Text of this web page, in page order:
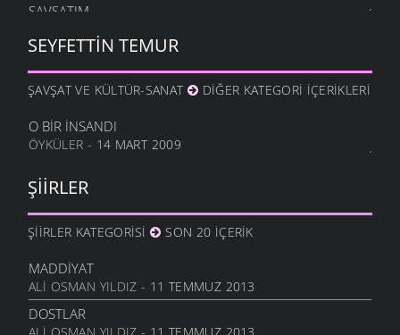
ŞAVŞATIM
METINE
17 OCAK 2012
HALA OĞLU
31 ARALIK 2011
NE OLUR OĞUL
DURDUM
10 ARALIK 2011
ANAM
HESLER
27 KASIM 2011
BILEMEDIM
SEYFETTIN TEMUR
ŞAVŞAT VE KÜLTÜR-SANAT DIĞER KATEGORI İÇERIKLERI
O BIR İNSANDI
ÖYKÜLER - 14 MART 2009
ŞIIRLER
ŞIIRLER KATEGORISI SON 20 İÇERIK
MADDIYAT
ALI OSMAN YILDIZ - 11 TEMMUZ 2013
DOSTLAR